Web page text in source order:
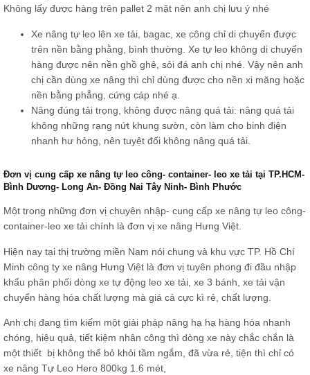
Không lấy được hàng trên pallet 2 mặt nên anh chị lưu ý nhé
Xe nâng tự leo lên xe tải, bagac, xe công chỉ di chuyển được
trên nền bằng phằng, bình thường. Xe tự leo không di chuyển
hàng được nên nền ghồ ghê, sỏi đá anh chị nhé. Vậy nên anh
chị cần dùng xe nâng thì chỉ dùng được cho nền xi măng hoặc
nền bằng phẳng, cứng cáp nhé ạ.
Nâng đúng tải trọng, không được nâng quá tải: nâng quá tải
không những rạng nứt khung sườn, còn làm cho binh điện
nhanh hư hỏng, nên tuyệt đối không nâng quá tải.
Đơn vị cung cấp xe nâng tự leo công- container- leo xe tải tại TP.HCM-
Bình Dương- Long An- Đồng Nai Tây Ninh- Bình Phước
Một trong những đơn vị chuyên nhập- cung cấp xe nâng tự leo công-
container-leo xe tải chính là đơn vị xe nâng Hưng Việt.
Hiện nay tại thị trường miền Nam nói chung và khu vực TP. Hồ Chí
Minh công ty xe nâng Hưng Việt là đơn vị tuyên phong đi đầu nhập
khẩu phân phối dòng xe tự động leo xe tải, xe 3 bánh, xe tải vận
chuyển hàng hóa chất lượng mà giá cả cực kì rẻ, chất lượng.
Anh chị đang tìm kiếm một giải pháp nâng hạ hạ hàng hóa nhanh
chóng, hiệu quả, tiết kiệm nhân công thì dòng xe này chắc chắn là
một thiết bị không thể bỏ khỏi tầm ngắm, đã vừa rẻ, tiện thì chỉ có
xe nâng Tự Leo Hero 800kg 1.6 mét,